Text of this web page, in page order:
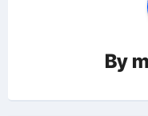
By